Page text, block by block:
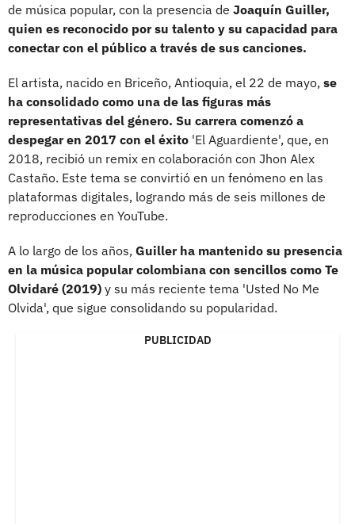
de música popular, con la presencia de Joaquín Guiller,
quien es reconocido por su talento y su capacidad para
conectar con el público a través de sus canciones.
El artista, nacido en Briceño, Antioquia, el 22 de mayo, se
ha consolidado como una de las figuras más
representativas del género. Su carrera comenzó a
despegar en 2017 con el éxito 'El Aguardiente', que, en
2018, recibió un remix en colaboración con Jhon Alex
Castaño. Este tema se convirtió en un fenómeno en las
plataformas digitales, logrando más de seis millones de
reproducciones en YouTube.
A lo largo de los años, Guiller ha mantenido su presencia
en la música popular colombiana con sencillos como Te
Olvidaré (2019) y su más reciente tema 'Usted No Me
Olvida', que sigue consolidando su popularidad.
PUBLICIDAD